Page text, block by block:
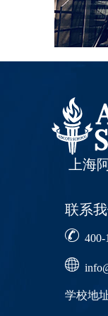
上海
联系
400-
学校地